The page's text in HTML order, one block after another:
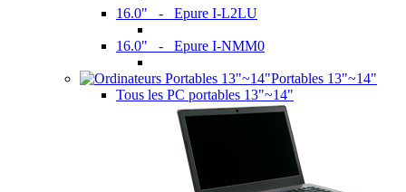
16.0" - Epure I-L2LU
16.0" - Epure I-NMM0
Portables 13"~14"
Tous les PC portables 13"~14"